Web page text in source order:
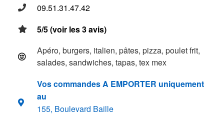
09.51.31.47.42
5/5 (voir les 3 avis)
Apéro, burgers, italien, pâtes, pizza, poulet frit,
salades, sandwiches, tapas, tex mex
Vos commandes A EMPORTER uniquement
au
155, Boulevard Baille